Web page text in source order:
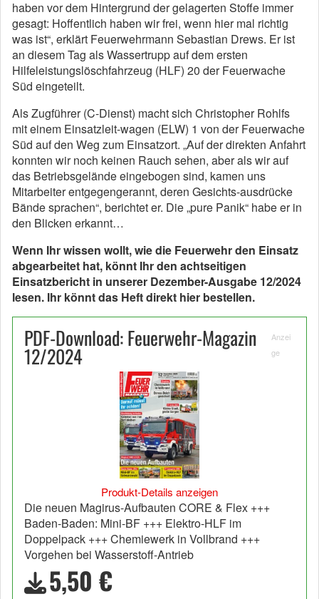
haben vor dem Hintergrund der gelagerten Stoffe immer
gesagt: Hoffentlich haben wir frei, wenn hier mal richtig
was ist“, erklärt Feuerwehrmann Sebastian Drews. Er ist
an diesem Tag als Wassertrupp auf dem ersten
Hilfeleistungslöschfahrzeug (HLF) 20 der Feuerwache
Süd eingeteilt.
Als Zugführer (C-Dienst) macht sich Christopher Rohlfs
mit einem Einsatzleit-wagen (ELW) 1 von der Feuerwache
Süd auf den Weg zum Einsatzort. „Auf der direkten Anfahrt
konnten wir noch keinen Rauch sehen, aber als wir auf
das Betriebsgelände eingebogen sind, kamen uns
Mitarbeiter entgegengerannt, deren Gesichts-ausdrücke
Bände sprachen“, berichtet er. Die „pure Panik“ habe er in
den Blicken erkannt…
Wenn Ihr wissen wollt, wie die Feuerwehr den Einsatz
abgearbeitet hat, könnt Ihr den achtseitigen
Einsatzbericht in unserer Dezember-Ausgabe 12/2024
lesen. Ihr könnt das Heft direkt hier bestellen.
PDF-Download: Feuerwehr-Magazin
12/2024
Anzei
ge
Produkt-Details anzeigen
Die neuen Magirus-Aufbauten CORE & Flex +++
Baden-Baden: Mini-BF +++ Elektro-HLF im
Doppelpack +++ Chemiewerk in Vollbrand +++
Vorgehen bei Wasserstoff-Antrieb
5,50 €